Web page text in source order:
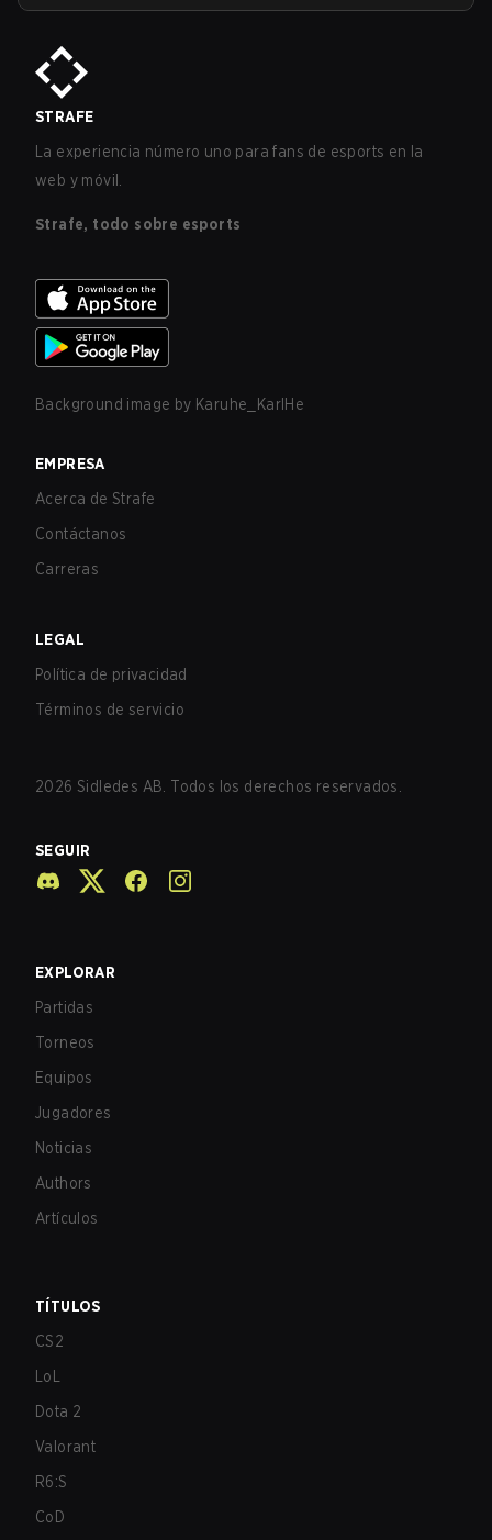
STRAFE
La experiencia número uno para fans de esports en la
web y móvil.
Strafe, todo sobre esports
Background image by Karuhe_KarlHe
EMPRESA
Acerca de Strafe
Contáctanos
Carreras
LEGAL
Política de privacidad
Términos de servicio
2026 Sidledes AB. Todos los derechos reservados.
SEGUIR
EXPLORAR
Partidas
Torneos
Equipos
Jugadores
Noticias
Authors
Artículos
TÍTULOS
CS2
LoL
Dota 2
Valorant
R6:S
CoD